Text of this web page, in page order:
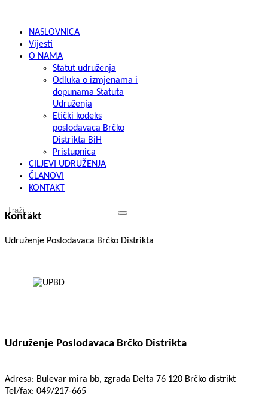
NASLOVNICA
Vijesti
O NAMA
Statut udruženja
Odluka o izmjenama i
dopunama Statuta
Udruženja
Etički kodeks
poslodavaca Brčko
Distrikta BiH
Pristupnica
CILJEVI UDRUŽENJA
ČLANOVI
KONTAKT
Kontakt
Udruženje Poslodavaca Brčko Distrikta
Udruženje Poslodavaca Brčko Distrikta
Adresa: Bulevar mira bb, zgrada Delta 76 120 Brčko distrikt
Tel/fax: 049/217-665